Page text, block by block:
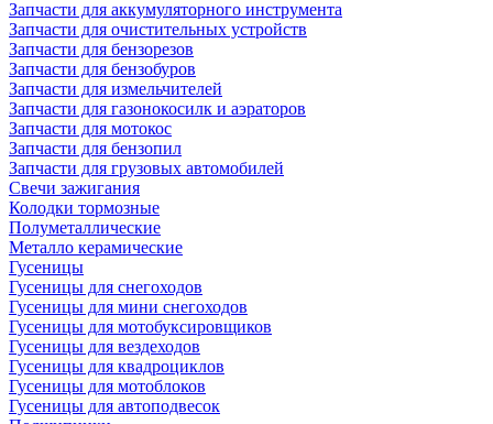
Запчасти для аккумуляторного инструмента
Запчасти для очистительных устройств
Запчасти для бензорезов
Запчасти для бензобуров
Запчасти для измельчителей
Запчасти для газонокосилк и аэраторов
Запчасти для мотокос
Запчасти для бензопил
Запчасти для грузовых автомобилей
Свечи зажигания
Колодки тормозные
Полуметаллические
Металло керамические
Гусеницы
Гусеницы для снегоходов
Гусеницы для мини снегоходов
Гусеницы для мотобуксировщиков
Гусеницы для вездеходов
Гусеницы для квадроциклов
Гусеницы для мотоблоков
Гусеницы для автоподвесок